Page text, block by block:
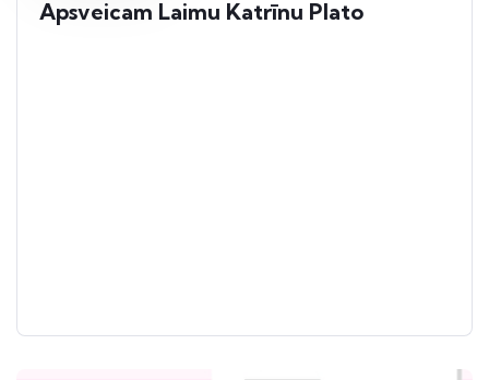
Apsveicam Laimu Katrīnu Plato